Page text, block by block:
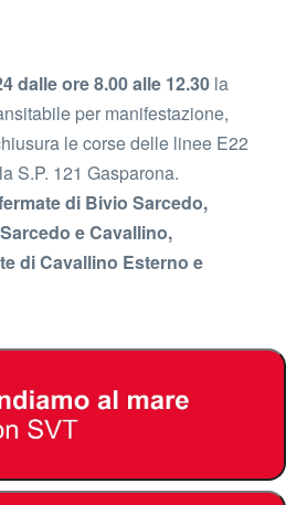
dalle ore 8.00 alle 12.30 la
per manifestazione,
le corse delle linee E22
S.P. 121 Gasparona.
di Bivio Sarcedo,
e Cavallino,
di Cavallino Esterno e